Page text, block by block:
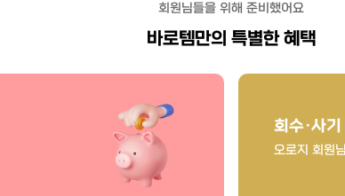
회원님들을 위해 준비했어요
바로템만의 특별한 혜택
회수·사
오로지 회원